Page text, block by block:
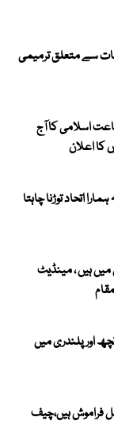
سے متعلق ترمیمی
اسلامی کا آج
اتحاد توڑنا چاہتا
ہیں ، مینڈیٹ
اور پلندری میں
فراموش ہیں،چیف